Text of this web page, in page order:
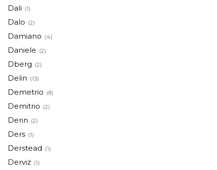
Dali (1)
Dalo (2)
Damiano (4)
Daniele (2)
Dberg (2)
Delin (13)
Demetrio (8)
Demitrio (2)
Derin (2)
Ders (1)
Derstead (1)
Derviz (1)